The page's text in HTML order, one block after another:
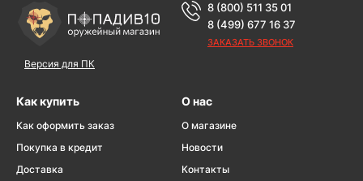
Версия для ПК
8 (800) 511 35 01
8 (499) 677 16 37
ЗАКАЗАТЬ ЗВОНОК
Как купить
Как оформить заказ
Покупка в кредит
Доставка
О нас
О магазине
Новости
Контакты